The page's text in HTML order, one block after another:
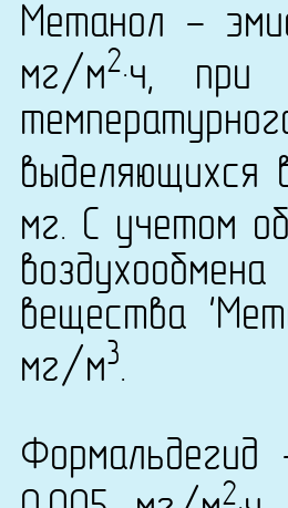
Метанол -
мг/м2·ч, при
мг. С учетом
вещества
мг/м3.
2